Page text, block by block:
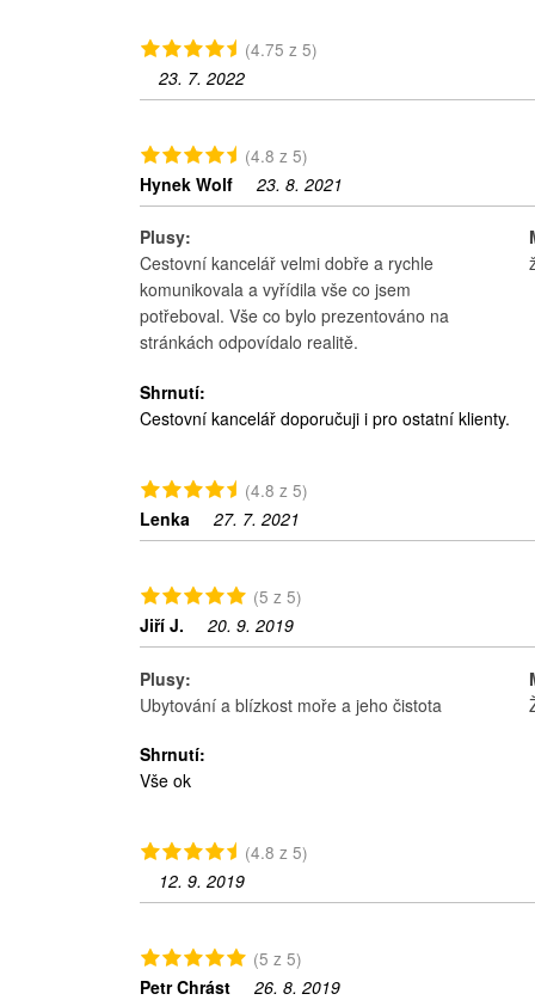
(4.75 z 5)
23. 7. 2022
(4.8 z 5)
Hynek Wolf
23. 8. 2021
Plusy:
Cestovní kancelář velmi dobře a rychle
komunikovala a vyřídila vše co jsem
potřeboval. Vše co bylo prezentováno na
stránkách odpovídalo realitě.
Shrnutí:
Cestovní kancelář doporučuji i pro ostatní klienty.
(4.8 z 5)
Lenka
27. 7. 2021
(5 z 5)
Jiří J.
20. 9. 2019
Plusy:
Ubytování a blízkost moře a jeho čistota
Shrnutí:
Vše ok
(4.8 z 5)
12. 9. 2019
(5 z 5)
Petr Chrást
26. 8. 2019